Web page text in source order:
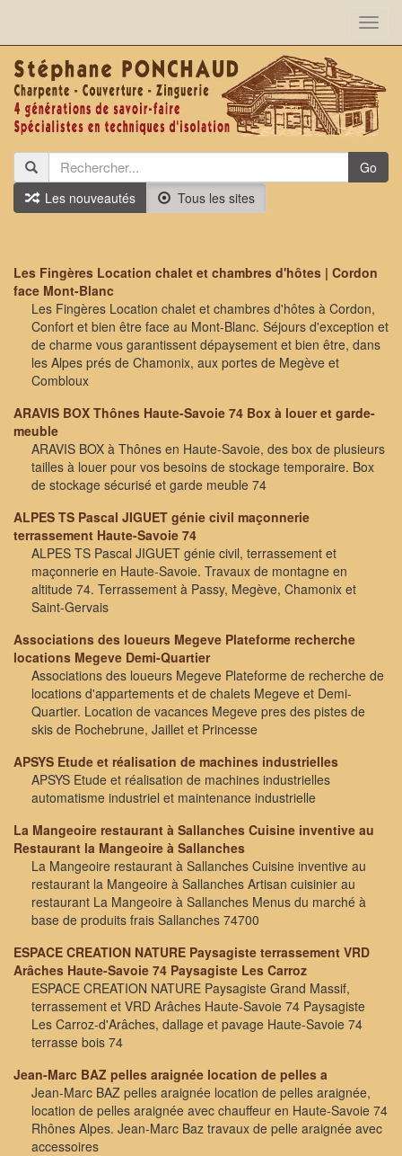
Go
Les nouveautés
Tous les sites
Les Fingères Location chalet et chambres d'hôtes | Cordon
face Mont-Blanc
Les Fingères Location chalet et chambres d'hôtes à Cordon,
Confort et bien être face au Mont-Blanc. Séjours d'exception et
de charme vous garantissent dépaysement et bien être, dans
les Alpes prés de Chamonix, aux portes de Megève et
Combloux
ARAVIS BOX Thônes Haute-Savoie 74 Box à louer et garde-
meuble
ARAVIS BOX à Thônes en Haute-Savoie, des box de plusieurs
tailles à louer pour vos besoins de stockage temporaire. Box
de stockage sécurisé et garde meuble 74
ALPES TS Pascal JIGUET génie civil maçonnerie
terrassement Haute-Savoie 74
ALPES TS Pascal JIGUET génie civil, terrassement et
maçonnerie en Haute-Savoie. Travaux de montagne en
altitude 74. Terrassement à Passy, Megève, Chamonix et
Saint-Gervais
Associations des loueurs Megeve Plateforme recherche
locations Megeve Demi-Quartier
Associations des loueurs Megeve Plateforme de recherche de
locations d'appartements et de chalets Megeve et Demi-
Quartier. Location de vacances Megeve pres des pistes de
skis de Rochebrune, Jaillet et Princesse
APSYS Etude et réalisation de machines industrielles
APSYS Etude et réalisation de machines industrielles
automatisme industriel et maintenance industrielle
La Mangeoire restaurant à Sallanches Cuisine inventive au
Restaurant la Mangeoire à Sallanches
La Mangeoire restaurant à Sallanches Cuisine inventive au
restaurant la Mangeoire à Sallanches Artisan cuisinier au
restaurant La Mangeoire à Sallanches Menus du marché à
base de produits frais Sallanches 74700
ESPACE CREATION NATURE Paysagiste terrassement VRD
Arâches Haute-Savoie 74 Paysagiste Les Carroz
ESPACE CREATION NATURE Paysagiste Grand Massif,
terrassement et VRD Arâches Haute-Savoie 74 Paysagiste
Les Carroz-d'Arâches, dallage et pavage Haute-Savoie 74
terrasse bois 74
Jean-Marc BAZ pelles araignée location de pelles a
Jean-Marc BAZ pelles araignée location de pelles araignée,
location de pelles araignée avec chauffeur en Haute-Savoie 74
Rhônes Alpes. Jean-Marc Baz travaux de pelle araignée avec
accessoires